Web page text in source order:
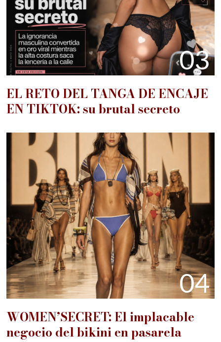
03
EL RETO DEL TANGA DE ENCAJE
EN TIKTOK: su brutal secreto
04
WOMEN’SECRET: El implacable
negocio del bikini en pasarela